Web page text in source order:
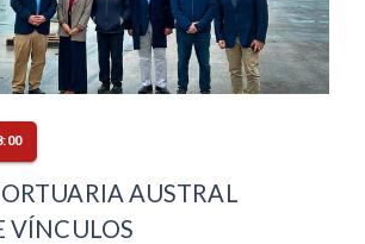
AUSTRAL
VÍNCULOS